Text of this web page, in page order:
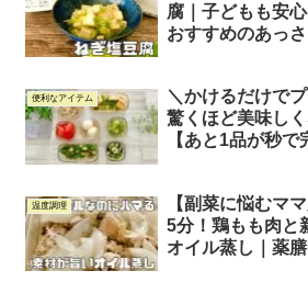
腐｜子どもも安
おすすめのあっ
便利なアイテム
＼かけるだけで
驚くほど美味し
【あと1品が秒で
温度調理
【副菜に悩むマ
5分！鶏もも肉と
オイル蒸し｜薬